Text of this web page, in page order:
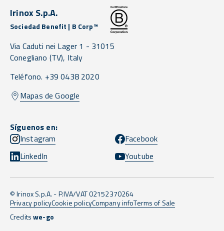
Irinox S.p.A.
Sociedad Benefit | B Corp™
Via Caduti nei Lager 1 - 31015
Conegliano (TV), Italy
Teléfono. +39 0438 2020
Mapas de Google
Síguenos en:
Instagram
Facebook
LinkedIn
Youtube
© Irinox S.p.A. - P.IVA/VAT 02152370264
Privacy policyCookie policyCompany infoTerms of Sale
Creditswe-go